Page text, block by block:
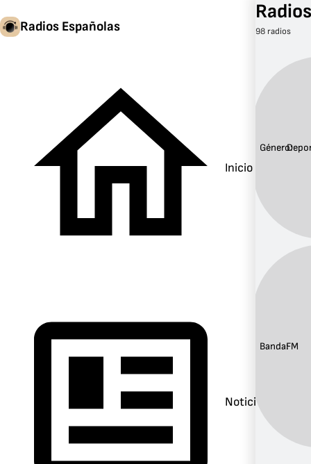
Radios Españolas
Inicio
Noticias
98 radios
Género:
Banda:FM